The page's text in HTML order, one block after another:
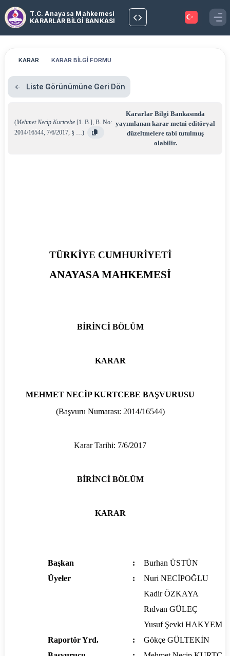
T.C. Anayasa Mahkemesi
KARARLAR BİLGİ BANKASI
KARAR KARAR BİLGİ FORMU
Liste Görünümüne Geri Dön
(Mehmet Necip Kurtcebe [1. B.], B. No:
2014/16544, 7/6/2017, § …)
Kararlar Bilgi Bankasında
yayımlanan karar metni editöryal
düzeltmelere tabi tutulmuş
olabilir.